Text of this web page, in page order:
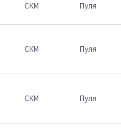
СКМ Пуля
СКМ Пуля
СКМ Пуля